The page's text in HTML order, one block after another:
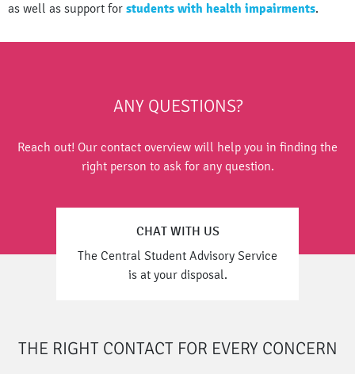
as well as support for students with health impairments.
ANY QUESTIONS?
Reach out! Our contact overview will help you in finding the
right person to ask for any question.
CHAT WITH US
The Central Student Advisory Service
is at your disposal.
THE RIGHT CONTACT FOR EVERY CONCERN